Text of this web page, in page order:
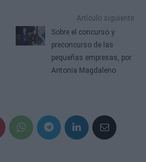
Artículo siguiente
Sobre el concurso y
preconcurso de las
pequeñas empresas, por
Antonia Magdaleno